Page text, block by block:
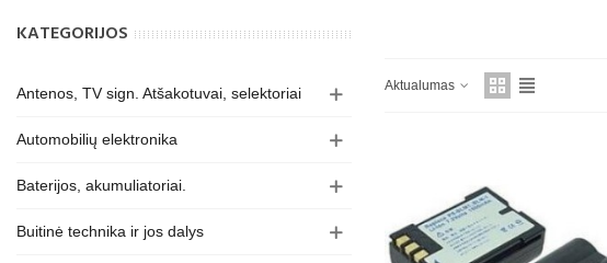
KATEGORIJOS
Antenos, TV sign. Atšakotuvai, selektoriai
Automobilių elektronika
Baterijos, akumuliatoriai.
Buitinė technika ir jos dalys
Aktualumas